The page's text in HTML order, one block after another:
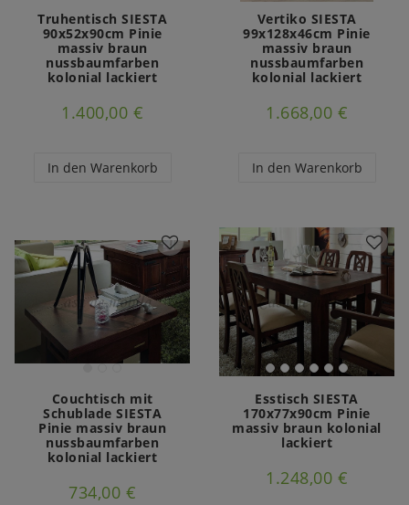
Truhentisch SIESTA
90x52x90cm Pinie
massiv braun
nussbaumfarben
kolonial lackiert
1.400,00 €
In den Warenkorb
Vertiko SIESTA
99x128x46cm Pinie
massiv braun
nussbaumfarben
kolonial lackiert
1.668,00 €
In den Warenkorb
Couchtisch mit
Schublade SIESTA
Pinie massiv braun
nussbaumfarben
kolonial lackiert
734,00 €
Esstisch SIESTA
170x77x90cm Pinie
massiv braun kolonial
lackiert
1.248,00 €